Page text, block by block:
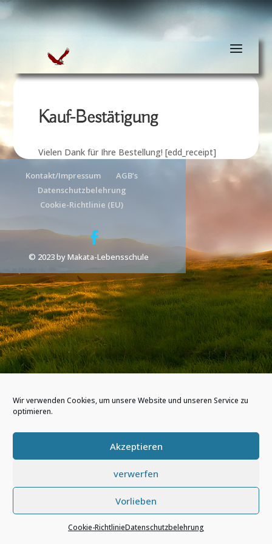
Wir verwenden Cookies, um unsere Website und unseren Service zu
optimieren.
Akzeptieren
verwerfen
Vorlieben
Cookie-RichtlinieDatenschutzbelehrung
Kauf-Bestätigung
Vielen Dank für Ihre Bestellung! [edd_receipt]
Kontakt/Impressum
AGB’s
Datenschutzbelehrung
Cookie-Richtlinie (EU)
© 2023 by Makata-Lebensschule